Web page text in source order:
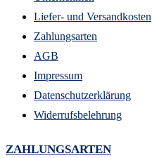
Liefer- und Versandkosten
Zahlungsarten
AGB
Impressum
Datenschutzerklärung
Widerrufsbelehrung
ZAHLUNGSARTEN